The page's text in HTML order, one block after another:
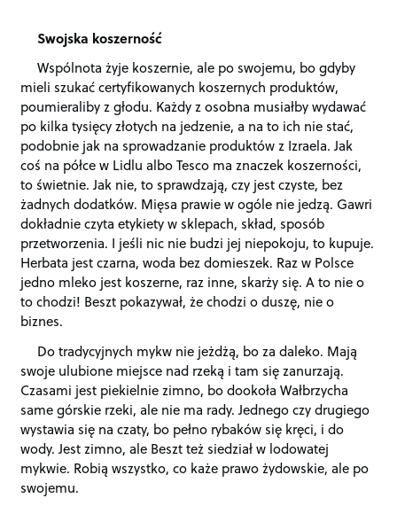
Swojska koszerność
Wspólnota żyje koszernie, ale po swojemu, bo gdyby
mieli szukać certyfikowanych koszernych produktów,
poumieraliby z głodu. Każdy z osobna musiałby wydawać
po kilka tysięcy złotych na jedzenie, a na to ich nie stać,
podobnie jak na sprowadzanie produktów z Izraela. Jak
coś na półce w Lidlu albo Tesco ma znaczek koszerności,
to świetnie. Jak nie, to sprawdzają, czy jest czyste, bez
żadnych dodatków. Mięsa prawie w ogóle nie jedzą. Gawri
dokładnie czyta etykiety w sklepach, skład, sposób
przetworzenia. I jeśli nic nie budzi jej niepokoju, to kupuje.
Herbata jest czarna, woda bez domieszek. Raz w Polsce
jedno mleko jest koszerne, raz inne, skarży się. A to nie o
to chodzi! Beszt pokazywał, że chodzi o duszę, nie o
biznes.
Do tradycyjnych mykw nie jeżdżą, bo za daleko. Mają
swoje ulubione miejsce nad rzeką i tam się zanurzają.
Czasami jest piekielnie zimno, bo dookoła Wałbrzycha
same górskie rzeki, ale nie ma rady. Jednego czy drugiego
wystawia się na czaty, bo pełno rybaków się kręci, i do
wody. Jest zimno, ale Beszt też siedział w lodowatej
mykwie. Robią wszystko, co każe prawo żydowskie, ale po
swojemu.